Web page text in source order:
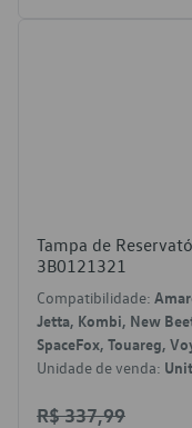
Tampa de
3B0121321
Compatibilidade:
Jetta, Kombi, New
SpaceFox, Touareg,
Unidade de venda:
R$ 337,99